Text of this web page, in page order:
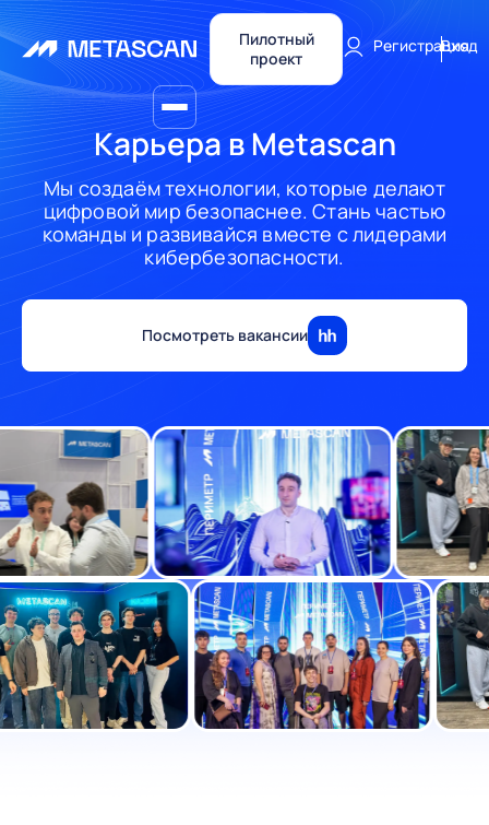
Пилотный
проект
Регистрация
Вход
Карьера в Metascan
Мы создаём технологии, которые делают
цифровой мир безопаснее. Стань частью
команды и развивайся вместе с лидерами
кибербезопасности.
Посмотреть вакансии